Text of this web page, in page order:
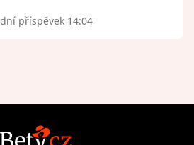
příspěvek 14:04